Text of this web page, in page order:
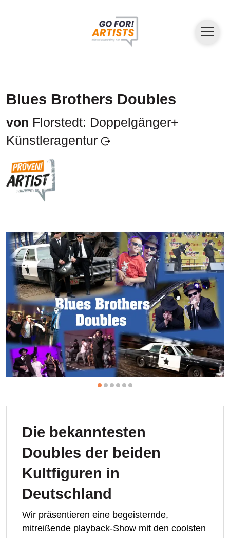
Blues Brothers Doubles
von Florstedt: Doppelgänger+
Künstleragentur
Die bekanntesten
Doubles der beiden
Kultfiguren in
Deutschland
Wir präsentieren eine begeisternde,
mitreißende playback-Show mit den coolsten